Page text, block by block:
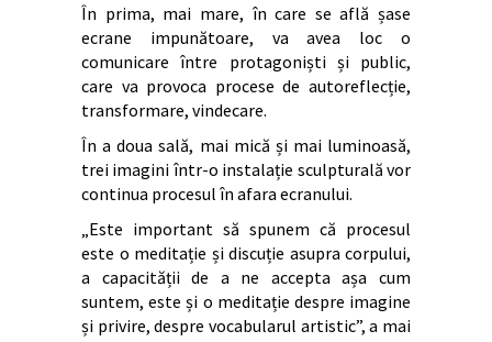
În prima, mai mare, în care se află șase
ecrane impunătoare, va avea loc o
comunicare între protagoniști și public,
care va provoca procese de autoreflecție,
transformare, vindecare.
În a doua sală, mai mică și mai luminoasă,
trei imagini într-o instalație sculpturală vor
continua procesul în afara ecranului.
„Este important să spunem că procesul
este o meditație și discuție asupra corpului,
a capacității de a ne accepta așa cum
suntem, este și o meditație despre imagine
și privire, despre vocabularul artistic”, a mai